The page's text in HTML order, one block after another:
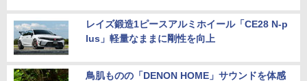
レイズ鍛造1ピースアルミホイール「CE28 N-p
lus」軽量なままに剛性を向上
鳥肌ものの「DENON HOME」サウンドを体感